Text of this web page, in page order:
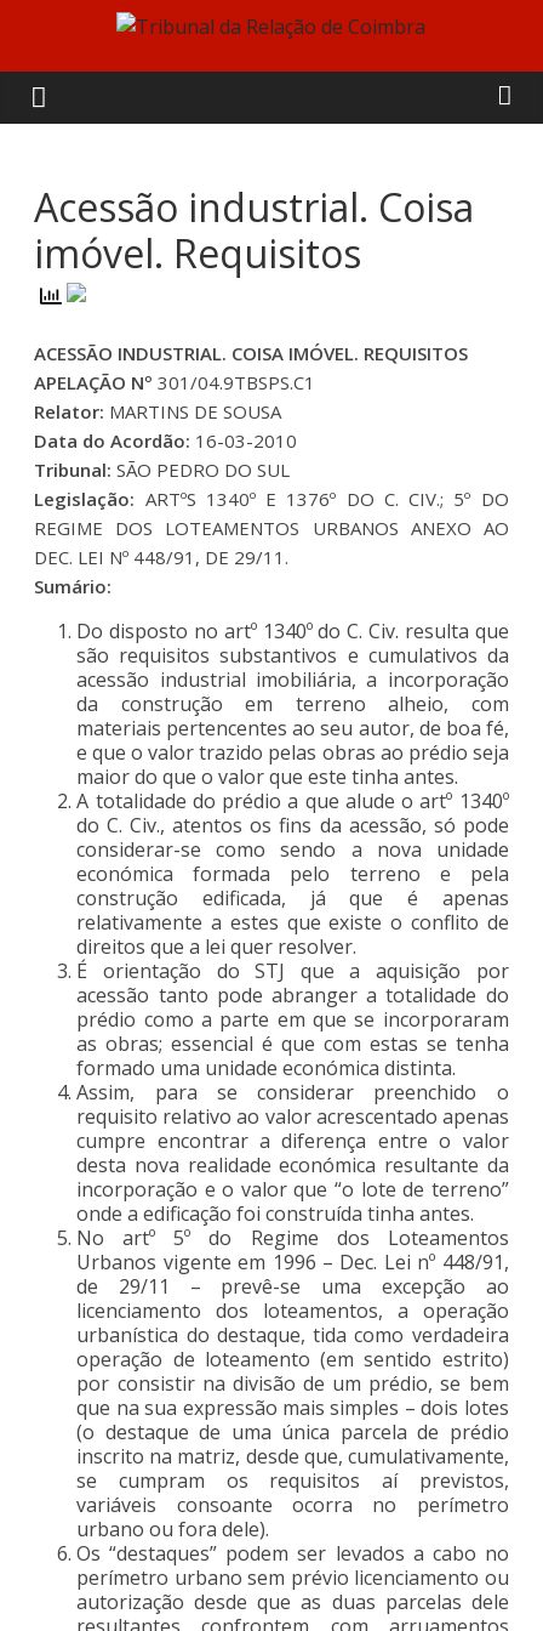
content
Tribunal
da
Relação
de
Coimbra
Acessão industrial. Coisa
imóvel. Requisitos
ACESSÃO INDUSTRIAL. COISA IMÓVEL. REQUISITOS
APELAÇÃO Nº 301/04.9TBSPS.C1
Relator: MARTINS DE SOUSA
Data do Acordão: 16-03-2010
Tribunal:SÃO PEDRO DO SUL
Legislação: ARTºS 1340º E 1376º DO C. CIV.; 5º DO
REGIME DOS LOTEAMENTOS URBANOS ANEXO AO
DEC. LEI Nº 448/91, DE 29/11.
Sumário:
Do disposto no artº 1340º do C. Civ. resulta que
são requisitos substantivos e cumulativos da
acessão industrial imobiliária, a incorporação
da construção em terreno alheio, com
materiais pertencentes ao seu autor, de boa fé,
e que o valor trazido pelas obras ao prédio seja
maior do que o valor que este tinha antes.
A totalidade do prédio a que alude o artº 1340º
do C. Civ., atentos os fins da acessão, só pode
considerar-se como sendo a nova unidade
económica formada pelo terreno e pela
construção edificada, já que é apenas
relativamente a estes que existe o conflito de
direitos que a lei quer resolver.
É orientação do STJ que a aquisição por
acessão tanto pode abranger a totalidade do
prédio como a parte em que se incorporaram
as obras; essencial é que com estas se tenha
formado uma unidade económica distinta.
Assim, para se considerar preenchido o
requisito relativo ao valor acrescentado apenas
cumpre encontrar a diferença entre o valor
desta nova realidade económica resultante da
incorporação e o valor que “o lote de terreno”
onde a edificação foi construída tinha antes.
No artº 5º do Regime dos Loteamentos
Urbanos vigente em 1996 – Dec. Lei nº 448/91,
de 29/11 – prevê-se uma excepção ao
licenciamento dos loteamentos, a operação
urbanística do destaque, tida como verdadeira
operação de loteamento (em sentido estrito)
por consistir na divisão de um prédio, se bem
que na sua expressão mais simples – dois lotes
(o destaque de uma única parcela de prédio
inscrito na matriz, desde que, cumulativamente,
se cumpram os requisitos aí previstos,
variáveis consoante ocorra no perímetro
urbano ou fora dele).
Os “destaques” podem ser levados a cabo no
perímetro urbano sem prévio licenciamento ou
autorização desde que as duas parcelas dele